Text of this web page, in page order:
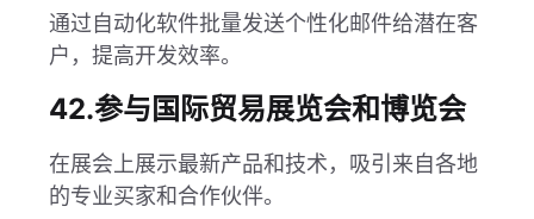
通过自动化软件批量发送个性化邮件给潜在客
户，提高开发效率。
42.参与国际贸易展览会和博览会
在展会上展示最新产品和技术，吸引来自各地
的专业买家和合作伙伴。